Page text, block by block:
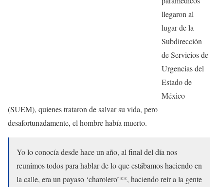
llegaron al
lugar de la
Subdirección
de Servicios de
Urgencias del
Estado de
México
(SUEM), quienes trataron de salvar su vida, pero
desafortunadamente, el hombre había muerto.
Yo lo conocía desde hace un año, al final del día nos
reunimos todos para hablar de lo que estábamos haciendo en
la calle, era un payaso ‘charolero’**, haciendo reír a la gente